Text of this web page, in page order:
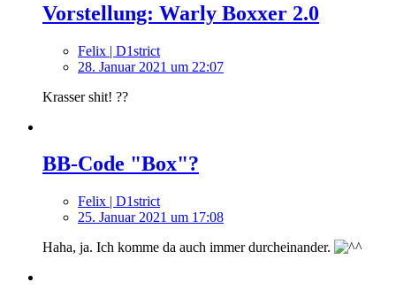
Vorstellung: Warly Boxxer 2.0
Felix | D1strict
28. Januar 2021 um 22:07
Krasser shit! ??
BB-Code "Box"?
Felix | D1strict
25. Januar 2021 um 17:08
Haha, ja. Ich komme da auch immer durcheinander.